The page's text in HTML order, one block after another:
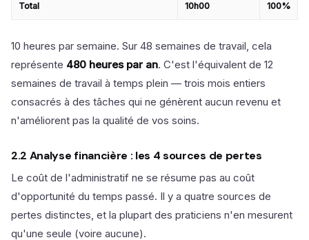
Total 10h00 100%
10 heures par semaine. Sur 48 semaines de travail, cela
représente 480 heures par an. C'est l'équivalent de 12
semaines de travail à temps plein — trois mois entiers
consacrés à des tâches qui ne génèrent aucun revenu et
n'améliorent pas la qualité de vos soins.
2.2 Analyse financière : les 4 sources de pertes
Le coût de l'administratif ne se résume pas au coût
d'opportunité du temps passé. Il y a quatre sources de
pertes distinctes, et la plupart des praticiens n'en mesurent
qu'une seule (voire aucune).